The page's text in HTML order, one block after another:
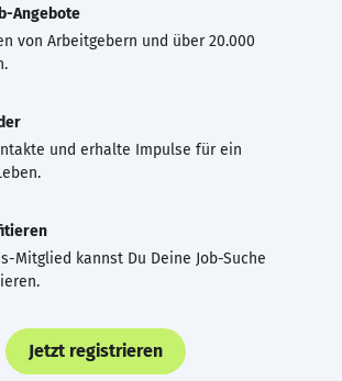
Angebote
von Arbeitgebern und über 20.000
und erhalte Impulse für ein
Mitglied kannst Du Deine Job-Suche
Jetzt registrieren